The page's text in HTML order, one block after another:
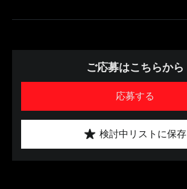
ご応募はこちらから
応募する
検討中リストに保存